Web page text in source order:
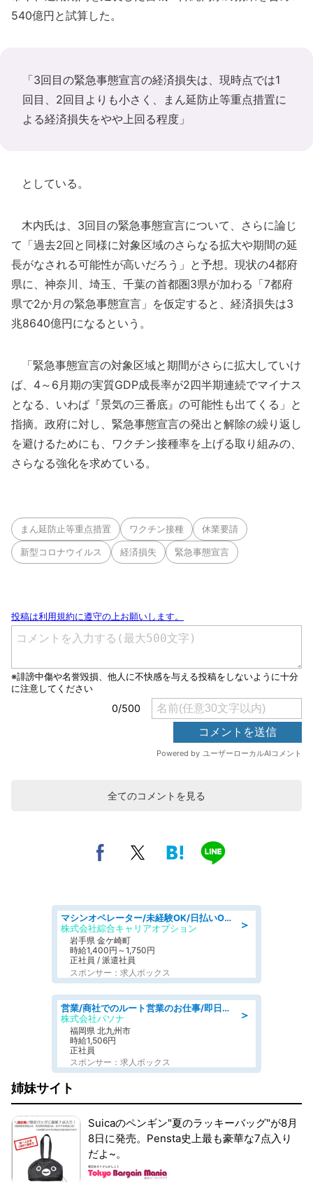
540億円と試算した。
「3回目の緊急事態宣言の経済損失は、現時点では1
回目、2回目よりも小さく、まん延防止等重点措置に
よる経済損失をやや上回る程度」
としている。
木内氏は、3回目の緊急事態宣言について、さらに論じ
て「過去2回と同様に対象区域のさらなる拡大や期間の延
長がなされる可能性が高いだろう」と予想。現状の4都府
県に、神奈川、埼玉、千葉の首都圏3県が加わる「7都府
県で2か月の緊急事態宣言」を仮定すると、経済損失は3
兆8640億円になるという。
「緊急事態宣言の対象区域と期間がさらに拡大していけ
ば、4～6月期の実質GDP成長率が2四半期連続でマイナス
となる、いわば『景気の三番底』の可能性も出てくる」と
指摘。政府に対し、緊急事態宣言の発出と解除の繰り返し
を避けるためにも、ワクチン接種率を上げる取り組みの、
さらなる強化を求めている。
まん延防止等重点措置 ワクチン接種 休業要請
新型コロナウイルス 経済損失 緊急事態宣言
全てのコメントを見る
＞
マシンオペレーター/未経験OK/日払いOK/寮完備/交替制/20・30・40代活躍中
株式会社綜合キャリアオプション
岩手県 金ケ崎町
時給1,400円～1,750円
正社員 / 派遣社員
スポンサー：求人ボックス
＞
営業/商社でのルート営業のお仕事/即日勤務可/車通勤可/営業
株式会社パソナ
福岡県 北九州市
時給1,506円
正社員
スポンサー：求人ボックス
姉妹サイト
Suicaのペンギン"夏のラッキーバッグ"が8月
8日に発売。Pensta史上最も豪華な7点入り
だよ~。